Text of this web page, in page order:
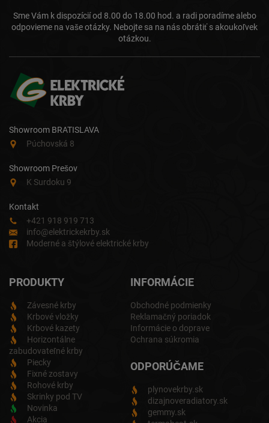
Sme Vám k dispozícií od 8.00 do 18.00 hod. a radi poradíme alebo
odpovieme na vaše otázky. Nebojte sa na nás obrátiť s akoukoľvek
otázkou.
Showroom BRATISLAVA
Púchovská 8
Showroom Prešov
K Surdoku 9
Kontakt
+421 918 919 713
info@elektrickekrby.sk
Moderné a štýlové elektrické krby
PRODUKTY
Závesné krby
Krbové vložky
Krbové kazety
Horizontálne
zabudovateľné krby
Piecky
Fixné zostavy
Rohové krby
Skrinky pod TV
Novinka
Akcia
INFORMÁCIE
Obchodné podmienky
Reklamačný poriadok
Informácie o doprave
Ochrana súkromia
ODPORÚČAME
plynovekrby.sk
dizajnoveradiatory.sk
gemmy.sk